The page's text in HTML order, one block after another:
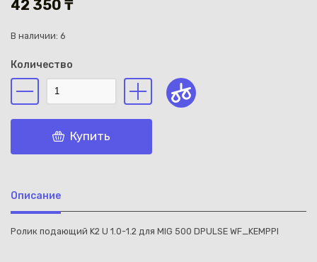
42 350 ₸
В наличии: 6
Количество
Купить
Описание
Ролик подающий K2 U 1.0-1.2 для MIG 500 DPULSE WF_KEMPPI